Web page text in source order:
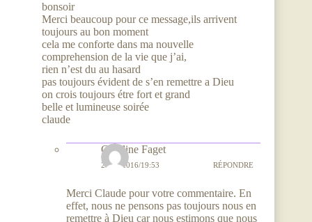
bonsoir
Merci beaucoup pour ce message,ils arrivent
toujours au bon moment
cela me conforte dans ma nouvelle
comprehension de la vie que j’ai,
rien n’est du au hasard
pas toujours évident de s’en remettre a Dieu
on crois toujours étre fort et grand
belle et lumineuse soirée
claude
Caroline Faget
21/10/2016/19:53 RÉPONDRE
Merci Claude pour votre commentaire. En
effet, nous ne pensons pas toujours nous en
remettre à Dieu car nous estimons que nous